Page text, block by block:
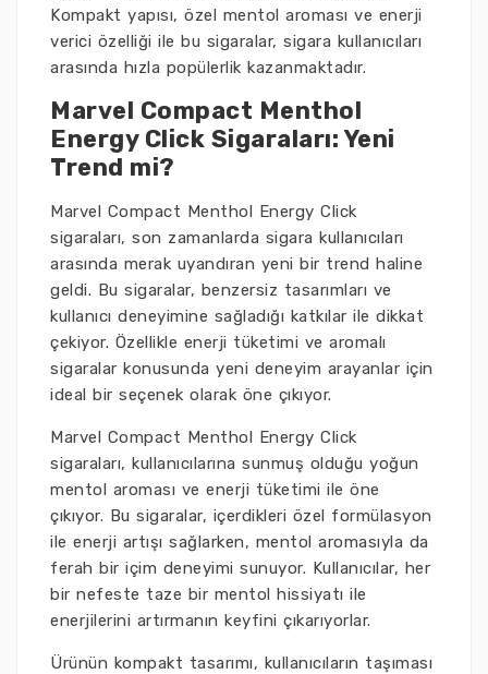
Kompakt yapısı, özel mentol aroması ve enerji
verici özelliği ile bu sigaralar, sigara kullanıcıları
arasında hızla popülerlik kazanmaktadır.
Marvel Compact Menthol
Energy Click Sigaraları: Yeni
Trend mi?
Marvel Compact Menthol Energy Click
sigaraları, son zamanlarda sigara kullanıcıları
arasında merak uyandıran yeni bir trend haline
geldi. Bu sigaralar, benzersiz tasarımları ve
kullanıcı deneyimine sağladığı katkılar ile dikkat
çekiyor. Özellikle enerji tüketimi ve aromalı
sigaralar konusunda yeni deneyim arayanlar için
ideal bir seçenek olarak öne çıkıyor.
Marvel Compact Menthol Energy Click
sigaraları, kullanıcılarına sunmuş olduğu yoğun
mentol aroması ve enerji tüketimi ile öne
çıkıyor. Bu sigaralar, içerdikleri özel formülasyon
ile enerji artışı sağlarken, mentol aromasıyla da
ferah bir içim deneyimi sunuyor. Kullanıcılar, her
bir nefeste taze bir mentol hissiyatı ile
enerjilerini artırmanın keyfini çıkarıyorlar.
Ürünün kompakt tasarımı, kullanıcıların taşıması